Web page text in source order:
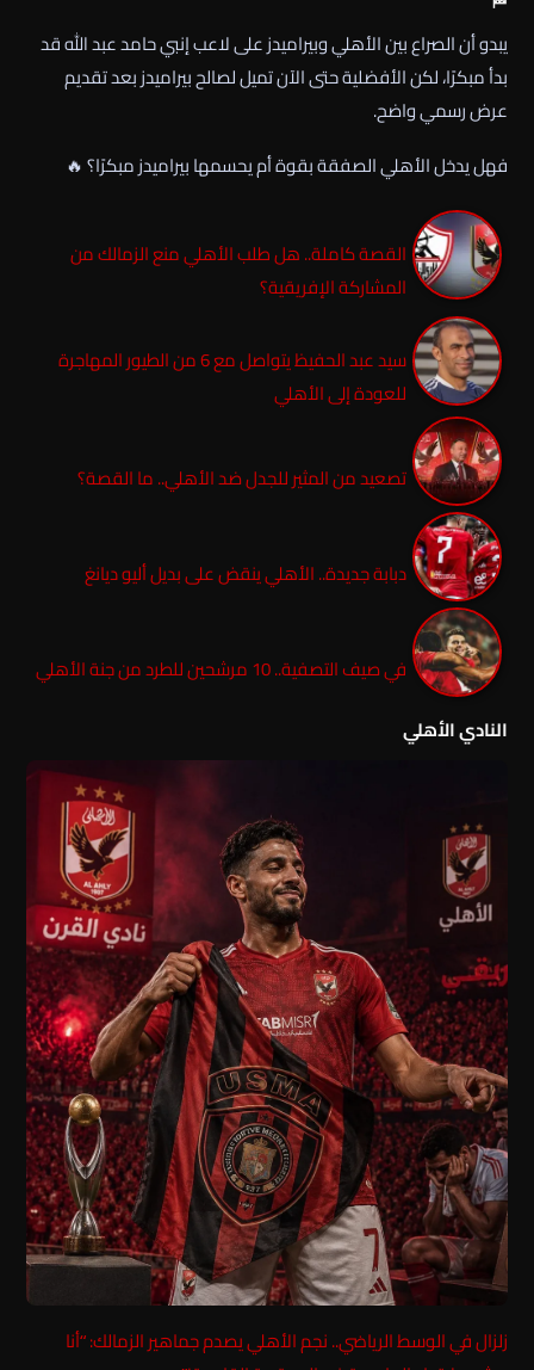
يبدو أن الصراع بينالأهليوبيراميدزعلى لاعبإنبيحامد عبد الله قد
بدأ مبكرًا، لكن الأفضلية حتى الآن تميل لصالح بيراميدز بعد تقديم
عرض رسمي واضح.
فهل يدخل الأهلي الصفقة بقوة أم يحسمها بيراميدز مبكرًا؟ 🔥
القصة كاملة.. هل طلب الأهلي منع الزمالك من
المشاركة الإفريقية؟
سيد عبد الحفيظ يتواصل مع 6 من الطيور المهاجرة
للعودة إلى الأهلي
تصعيد من المثير للجدل ضد الأهلي.. ما القصة؟
دبابة جديدة.. الأهلي ينقض على بديل أليو ديانغ
في صيف التصفية.. 10 مرشحين للطرد من جنة الأهلي
النادي الأهلي
زلزال في الوسط الرياضي.. نجم الأهلي يصدم جماهير الزمالك: “أنا